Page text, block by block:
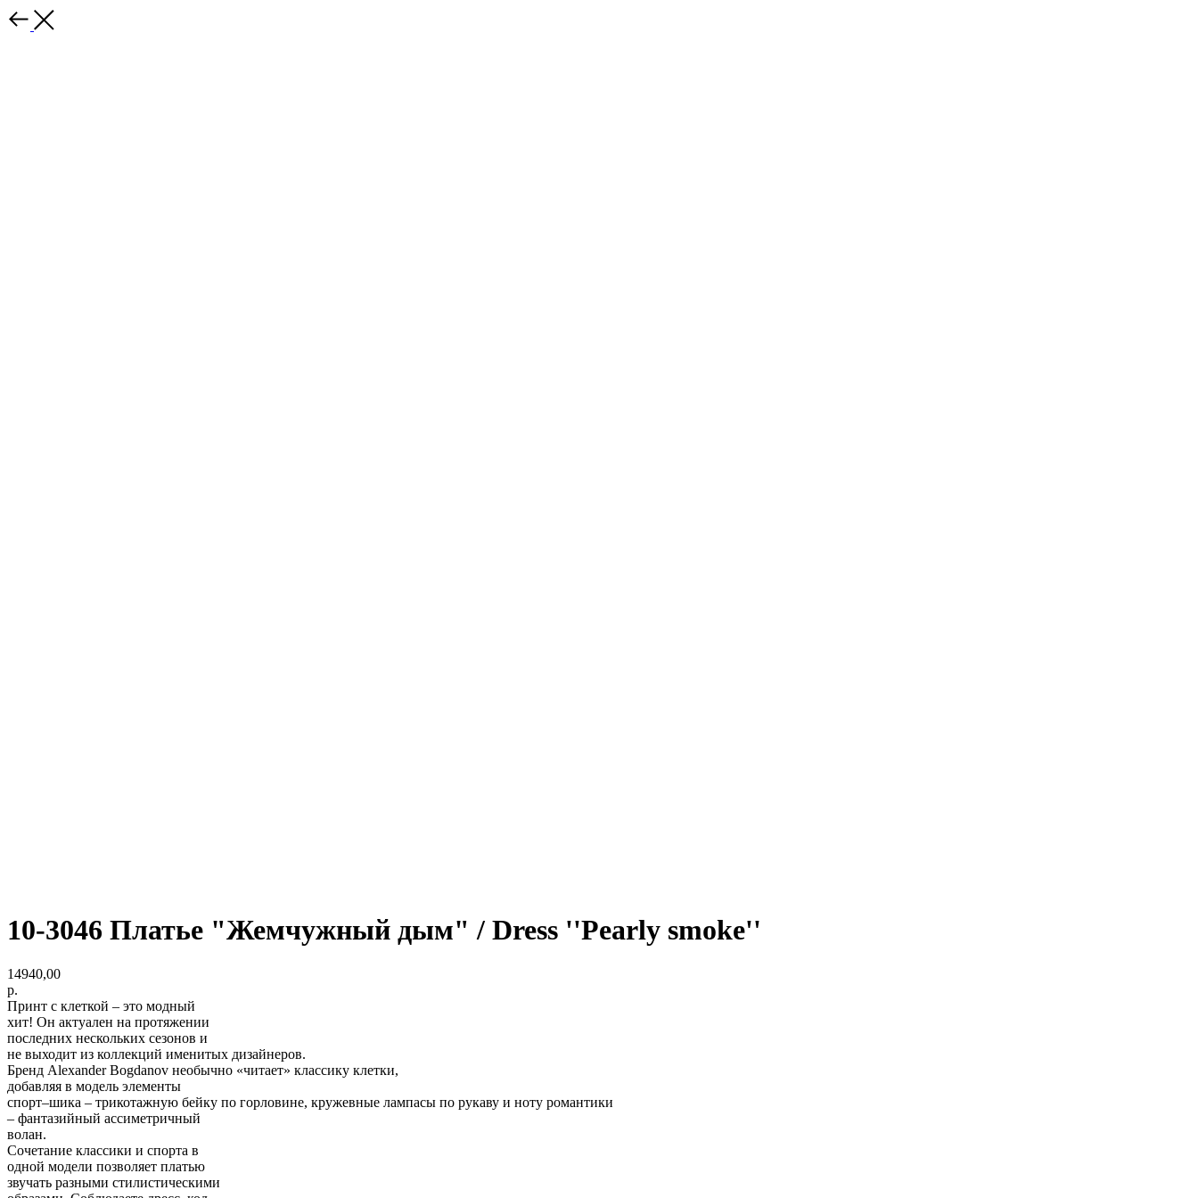
10-3046 Платье "Жемчужный дым" / Dress ''Pearly smoke''
14940,00
р.
Принт с клеткой – это модный
хит! Он актуален на протяжении
последних нескольких сезонов и
не выходит из коллекций именитых дизайнеров.
Бренд Alexander Bogdanov необычно «читает» классику клетки,
добавляя в модель элементы
спорт–шика – трикотажную бейку по горловине, кружевные лампасы по рукаву и ноту романтики
– фантазийный ассиметричный
волан.
Сочетание классики и спорта в
одной модели позволяет платью
звучать разными стилистическими